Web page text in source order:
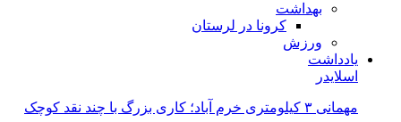
بهداشت
کرونا در لرستان
ورزش
یادداشت
اسلایدر
مهمانی ۳ کیلومتری خرم آباد؛ کاری بزرگ با چند نقد کوچک